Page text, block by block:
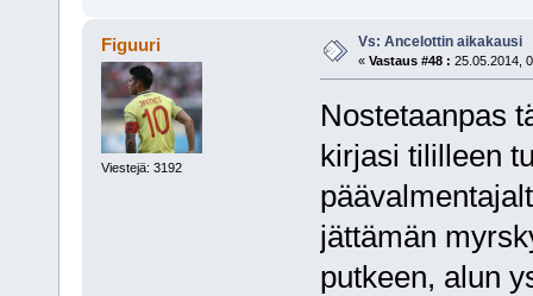
Figuuri
Viestejä: 3192
Vs: Ancelottin aikakausi
« Vastaus #48 : 25.05.2014,
Nostetaanpas
kirjasi tililleen
jättämän
putkeen, alun